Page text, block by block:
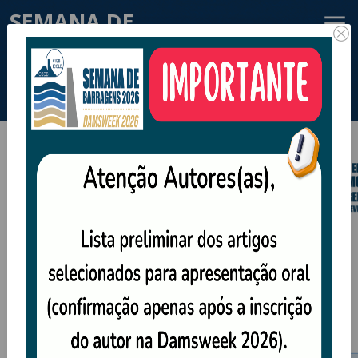
SEMANA DE
BARRAGENS 2026 -
DAMSWEEK 2026
20/09/2026 até 26/09/2026 - Belém - PA
MENSAGEM DO PRESIDENTE